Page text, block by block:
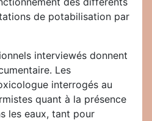
de potabilisation par
interviewés donnent
Les
interrogés au
quant à la présence
les eaux, tant pour